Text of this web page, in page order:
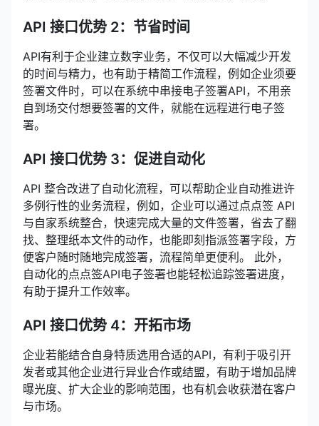
API 接口优势 2：节省时间
API有利于企业建立数字业务，不仅可以大幅减少开发
的时间与精力，也有助于精简工作流程，例如企业须要
签署文件时，可以在系统中串接电子签署API，不用亲
自到场交付想要签署的文件，就能在远程进行电子签
署。
API 接口优势 3：促进自动化
API 整合改进了自动化流程，可以帮助企业自动推进许
多例行性的业务流程，例如，企业可以通过点点签 API
与自家系统整合，快速完成大量的文件签署，省去了翻
找、整理纸本文件的动作，也能即刻指派签署字段，方
便客户随时随地完成签署，流程简单更便利。 此外，
自动化的点点签API电子签署也能轻松追踪签署进度，
有助于提升工作效率。
API 接口优势 4：开拓市场
企业若能结合自身特质选用合适的API，有利于吸引开
发者或其他企业进行异业合作或结盟，有助于增加品牌
曝光度、扩大企业的影响范围，也有机会收获潜在客户
与市场。